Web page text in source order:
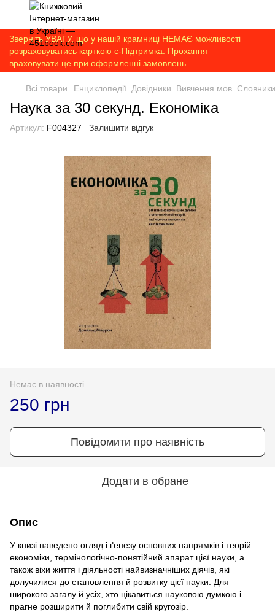
Зверніть УВАГУ, що у нашій крамниці НЕМАЄ можливості
розраховуватись карткою є-Підтримка. Прохання
враховувати це при оформленні замовлень.
Всі товари Енциклопедії. Довідники. Вивчення мов. Словники
Наука за 30 секунд. Економіка
Артикул: F004327 Залишити відгук
Немає в наявності
250 грн
Повідомити про наявність
Додати в обране
Опис
У книзі наведено огляд і ґенезу основних напрямків і теорій
економіки, термінологічно-понятійний апарат цієї науки, а
також віхи життя і діяльності найвизначніших діячів, які
долучилися до становлення й розвитку цієї науки. Для
широкого загалу й усіх, хто цікавиться науковою думкою і
прагне розширити й поглибити свій кругозір.